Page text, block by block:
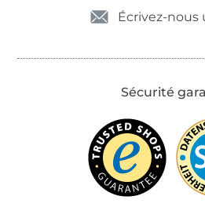
Écrivez-nous
Sécurité